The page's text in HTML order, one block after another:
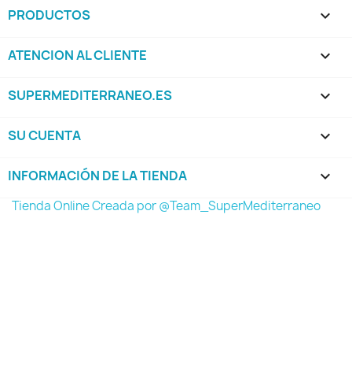
PRODUCTOS 
ATENCION AL CLIENTE 
SUPERMEDITERRANEO.ES 
SU CUENTA 
INFORMACIÓN DE LA TIENDA keyboard_arrow_down
Tienda Online Creada por @Team_SuperMediterraneo